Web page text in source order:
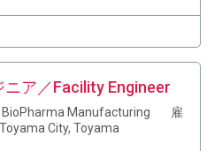
ニア／Facility Engineer
BioPharma Manufacturing
雇
Toyama City, Toyama